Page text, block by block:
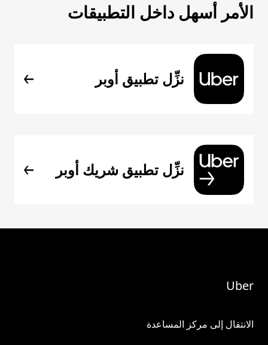
الأمر أسهل داخل التطبيقات
نزِّل تطبيق أوبر
نزِّل تطبيق شريك أوبر
Uber
الانتقال إلى مركز المساعدة